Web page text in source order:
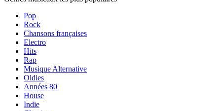
Pop
Rock
Chansons françaises
Electro
Hits
Rap
Musique Alternative
Oldies
Années 80
House
Indie